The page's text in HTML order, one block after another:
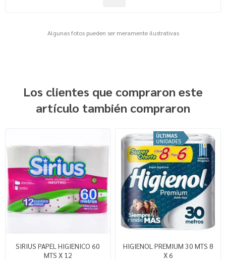
Algunas fotos pueden ser meramente ilustrativas
Los clientes que compraron este
artículo también compraron
SIRIUS PAPEL HIGIENICO 60
MTS X 12
HIGIENOL PREMIUM 30 MTS 8
X 6